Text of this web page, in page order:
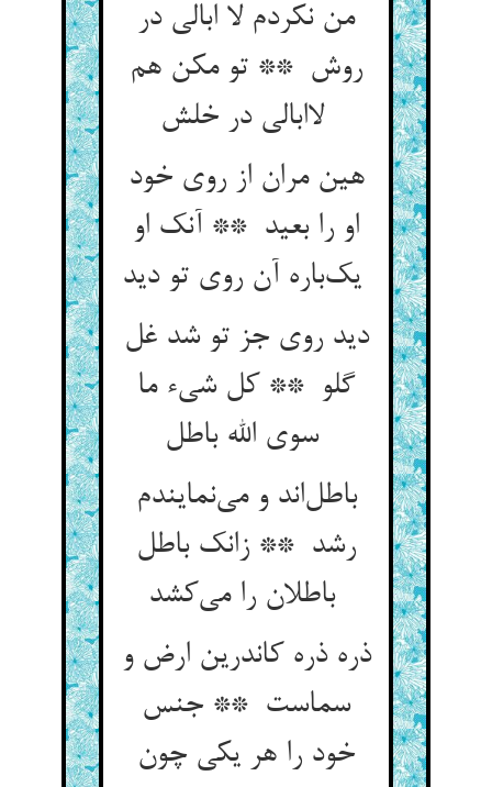
من نکردم لا ابالی در
روش ** تو مکن هم
لاابالی در خلش
هین مران از روی خود
او را بعید ** آنک او
دید روی جز تو شد غل
گلو ** کل شیء ما
سوی الله باطل
باطل‌اند و می‌نمایندم
رشد ** زانک باطل
باطلان را می‌کشد
ذره ذره کاندرین ارض و
سماست ** جنس
خود را هر یکی چون